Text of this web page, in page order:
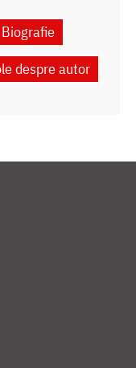
Biografie
despre autor